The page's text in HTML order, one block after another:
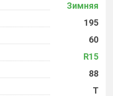
Зимняя
195
60
R15
88
T